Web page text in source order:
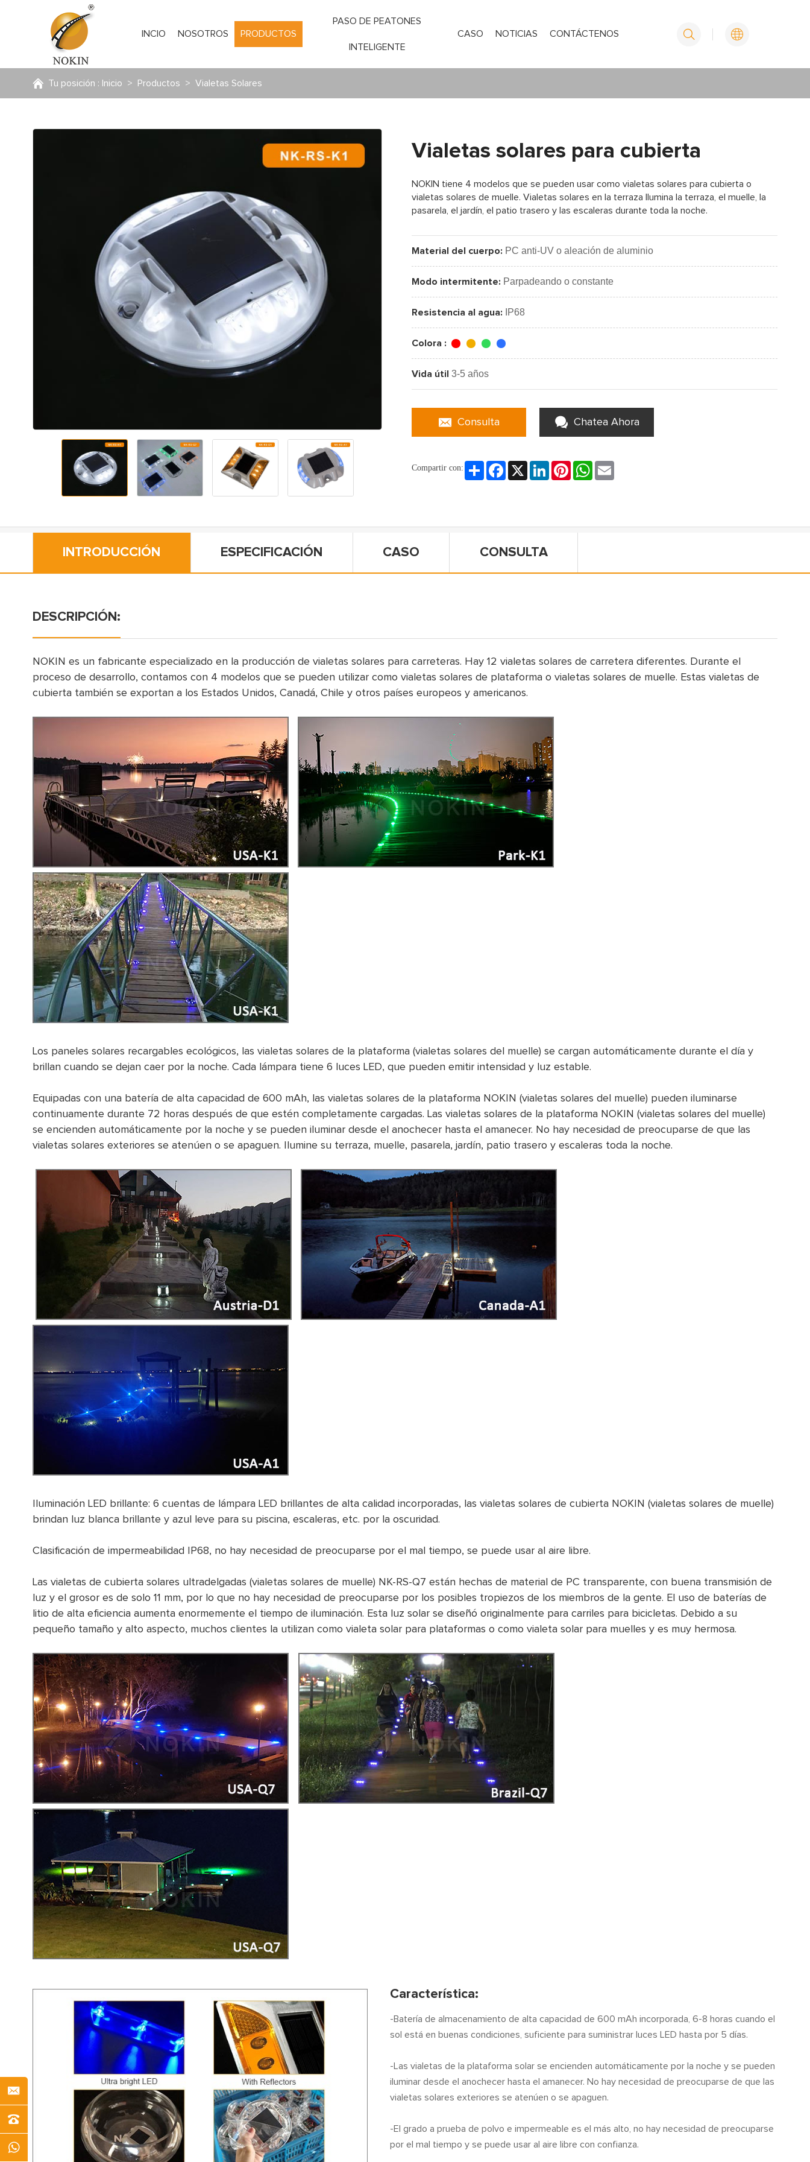
INCIO NOSOTROS PRODUCTOS
PASO DE PEATONES
INTELIGENTE
CASO NOTICIAS CONTÁCTENOS
Tu posición : Inicio > Productos > Vialetas Solares
Vialetas solares para cubierta
NOKIN tiene 4 modelos que se pueden usar como vialetas solares para cubierta o
vialetas solares de muelle. Vialetas solares en la terraza Ilumina la terraza, el muelle, la
pasarela, el jardín, el patio trasero y las escaleras durante toda la noche.
Material del cuerpo: PC anti-UV o aleación de aluminio
Modo intermitente: Parpadeando o constante
Resistencia al agua: IP68
Colora :
Vida útil3-5 años
Consulta Chatea Ahora
Compartir con: Share Facebook LinkedInPinterestWhatsApp
INTRODUCCIÓN ESPECIFICACIÓN CASO CONSULTA
DESCRIPCIÓN:
NOKIN es un fabricante especializado en la producción de vialetas solares para carreteras. Hay 12 vialetas solares de carretera diferentes. Durante el
proceso de desarrollo, contamos con 4 modelos que se pueden utilizar como vialetas solares de plataforma o vialetas solares de muelle. Estas vialetas de
cubierta también se exportan a los Estados Unidos, Canadá, Chile y otros países europeos y americanos.
Los paneles solares recargables ecológicos, las vialetas solares de la plataforma (vialetas solares del muelle) se cargan automáticamente durante el día y
brillan cuando se dejan caer por la noche. Cada lámpara tiene 6 luces LED, que pueden emitir intensidad y luz estable.
Equipadas con una batería de alta capacidad de 600 mAh, las vialetas solares de la plataforma NOKIN (vialetas solares del muelle) pueden iluminarse
continuamente durante 72 horas después de que estén completamente cargadas. Las vialetas solares de la plataforma NOKIN (vialetas solares del muelle)
se encienden automáticamente por la noche y se pueden iluminar desde el anochecer hasta el amanecer. No hay necesidad de preocuparse de que las
vialetas solares exteriores se atenúen o se apaguen. Ilumine su terraza, muelle, pasarela, jardín, patio trasero y escaleras toda la noche.
Iluminación LED brillante: 6 cuentas de lámpara LED brillantes de alta calidad incorporadas, las vialetas solares de cubierta NOKIN (vialetas solares de muelle)
brindan luz blanca brillante y azul leve para su piscina, escaleras, etc. por la oscuridad.
Clasificación de impermeabilidad IP68, no hay necesidad de preocuparse por el mal tiempo, se puede usar al aire libre.
Las vialetas de cubierta solares ultradelgadas (vialetas solares de muelle) NK-RS-Q7 están hechas de material de PC transparente, con buena transmisión de
luz y el grosor es de solo 11 mm, por lo que no hay necesidad de preocuparse por los posibles tropiezos de los miembros de la gente. El uso de baterías de
litio de alta eficiencia aumenta enormemente el tiempo de iluminación. Esta luz solar se diseñó originalmente para carriles para bicicletas. Debido a su
pequeño tamaño y alto aspecto, muchos clientes la utilizan como vialeta solar para plataformas o como vialeta solar para muelles y es muy hermosa.
Característica:
-Batería de almacenamiento de alta capacidad de 600 mAh incorporada, 6-8 horas cuando el
sol está en buenas condiciones, suficiente para suministrar luces LED hasta por 5 días.
-Las vialetas de la plataforma solar se encienden automáticamente por la noche y se pueden
iluminar desde el anochecer hasta el amanecer. No hay necesidad de preocuparse de que las
vialetas solares exteriores se atenúen o se apaguen.
-El grado a prueba de polvo e impermeable es el más alto, no hay necesidad de preocuparse
por el mal tiempo y se puede usar al aire libre con confianza.